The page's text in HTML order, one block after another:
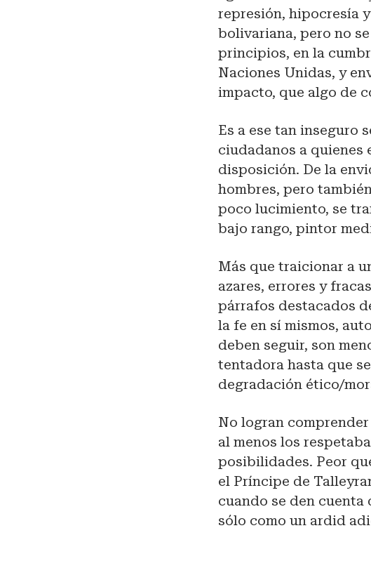
represión, hipocresía
bolivariana, pero no
principios, en la
Naciones Unidas, y
impacto, que algo de
Es a ese tan inseguro
ciudadanos a quienes
disposición. De la
hombres, pero
poco lucimiento, se
bajo rango, pintor
Más que traicionar a
azares, errores y
párrafos destacados
la fe en sí mismos,
deben seguir, son
tentadora hasta que
degradación ético/
No logran
al menos los
posibilidades. Peor
el Príncipe de
cuando se den
sólo como un ardid